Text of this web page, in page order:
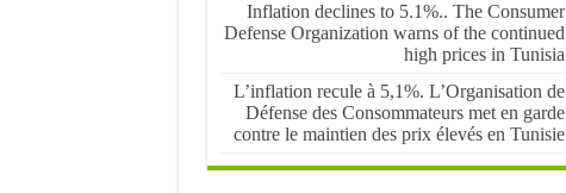
Inflation declines to 5.1%.. The Consumer
Defense Organization warns of the continued
high prices in Tunisia
L’inflation recule à 5,1%. L’Organisation de
Défense des Consommateurs met en garde
contre le maintien des prix élevés en Tunisie